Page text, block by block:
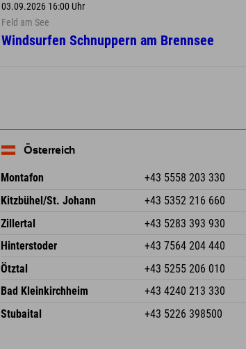
03.09.2026 16:00 Uhr
Feld am See
Windsurfen Schnuppern am Brennsee
Österreich
Montafon +43 5558 203 330
Dorfstr. 127b
6793 Gaschurn/Montafon
Österreich
Adresse speichern
Buchen
Kitzbühel/St. Johann +43 5352 216 660
Speckbacherstraße 87
Österreich
Adresse speichern
Buchen
Zillertal +43 5283 393 930
Schmiedau 2
Österreich
Adresse speichern
Buchen
Hinterstoder +43 7564 204 440
Freizeitpark 10
Österreich
Adresse speichern
Buchen
Ötztal +43 5255 206 010
Gscheat 14
Österreich
Adresse speichern
Buchen
Bad Kleinkirchheim +43 4240 213 330
Dorfstraße 24
Adresse speichern
Stubaital +43 5226 398500